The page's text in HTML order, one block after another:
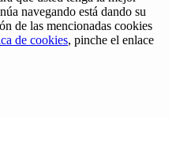
navegando está dando su
de las mencionadas cookies
de cookies, pinche el enlace